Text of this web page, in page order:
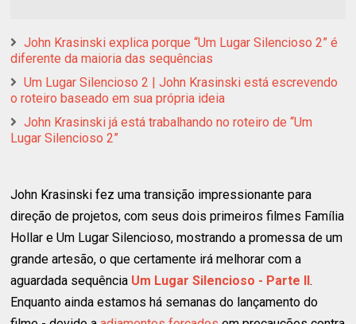
John Krasinski explica porque “Um Lugar Silencioso 2” é
diferente da maioria das sequências
Um Lugar Silencioso 2 | John Krasinski está escrevendo
o roteiro baseado em sua própria ideia
John Krasinski já está trabalhando no roteiro de “Um
Lugar Silencioso 2”
John Krasinski fez uma transição impressionante para
direção de projetos, com seus dois primeiros filmes Família
Hollar e Um Lugar Silencioso, mostrando a promessa de um
grande artesão, o que certamente irá melhorar com a
aguardada sequência Um Lugar Silencioso - Parte II.
Enquanto ainda estamos há semanas do lançamento do